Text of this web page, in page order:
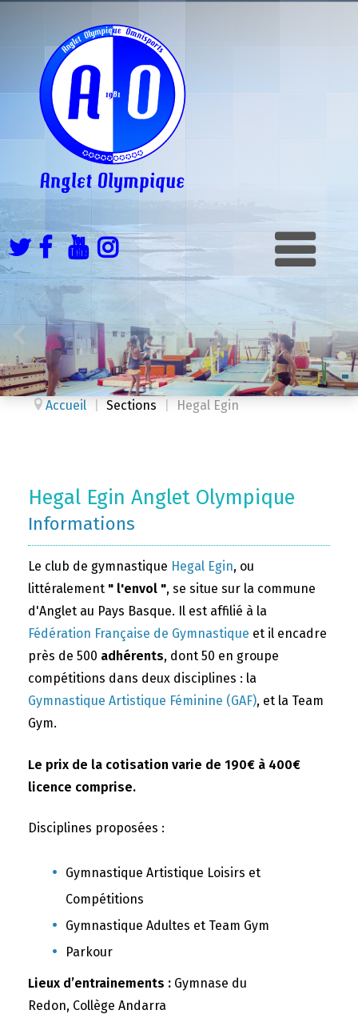
Accueil Sections Hegal Egin
Hegal Egin Anglet Olympique
Informations
Le club de gymnastique Hegal Egin, ou
littéralement " l'envol ", se situe sur la commune
d'Anglet au Pays Basque. Il est affilié à la
Fédération Française de Gymnastique et il encadre
près de 500 adhérents, dont 50 en groupe
compétitions dans deux disciplines : la
Gymnastique Artistique Féminine (GAF), et la Team
Gym.
Le prix de la cotisation varie de 190€ à 400€
licence comprise.
Disciplines proposées :
Gymnastique Artistique Loisirs et
Compétitions
Gymnastique Adultes et Team Gym
Parkour
Lieux d’entrainements : Gymnase du
Redon, Collège Andarra